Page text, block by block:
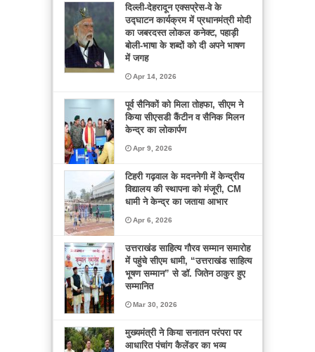
दिल्ली-देहरादून एक्सप्रेस-वे के
उद्घाटन कार्यक्रम में प्रधानमंत्री मोदी
का जबरदस्त लोकल कनेक्ट, पहाड़ी
बोली-भाषा के शब्दों को दी अपने भाषण
में जगह
Apr 14, 2026
पूर्व सैनिकों को मिला तोहफा, सीएम ने
किया सीएसडी कैंटीन व सैनिक मिलन
केन्द्र का लोकार्पण
Apr 9, 2026
टिहरी गढ़वाल के मदननेगी में केन्द्रीय
विद्यालय की स्थापना को मंजूरी, CM
धामी ने केन्द्र का जताया आभार
Apr 6, 2026
उत्तराखंड साहित्य गौरव सम्मान समारोह
में पहुंचे सीएम धामी, “उत्तराखंड साहित्य
भूषण सम्मान” से डॉ. जितेन ठाकुर हुए
सम्मानित
Mar 30, 2026
मुख्यमंत्री ने किया सनातन परंपरा पर
आधारित पंचांग कैलेंडर का भव्य